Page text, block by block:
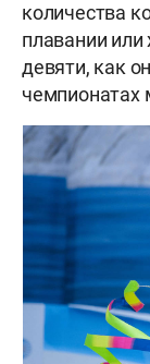
количества
плавании
девяти, как
чемпионатах